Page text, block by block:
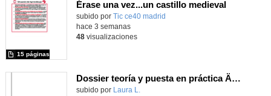
Érase una vez...un castillo medieval
subido por Tic ce40 madrid
15 páginas
hace 3 semanas
48visualizaciones
Dossier teoría y puesta en práctica Äprendizaje Basado en Juegos en Educación Infantil y Primaria
Contenido educativo.
subido por Laura L.